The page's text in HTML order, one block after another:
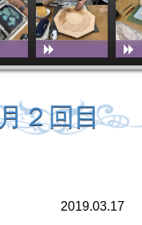
２回目
2019.03.17